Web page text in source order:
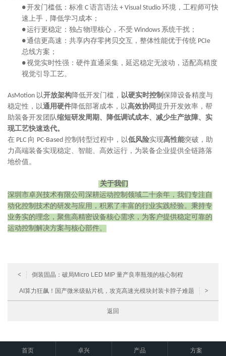
●开发门槛低：标准 C 语言语法 + Visual Studio 环境，工程师可快
速上手 ， 降低学习成本 ；
●运行更稳定 ：独占物理核心，不受 Windows 系统干扰 ；
●通信更高速 ：共享内存零拷贝交互， 整体性能优于传统 PCIe
总线方案 ；
●视觉实时性强：硬件直通采集，延迟稳定无波动 ， 适配高精度
视觉引导工艺。
AsMotion 以开放架构降低开发门槛， 以硬实时控制 保障设备精度与
稳定性，以通用硬件降低部署成本，以高效协同 提升开发效率，帮
助装备开发团队缩短研发周期、降低调试成本、减少生产故障、实
现工艺快速迭代。
在 PLC 向 PC-Based 控制转型过程中，以低风险实现高性能突破，助
力高端装备实现稳定、智能、高效运行，为装备企业提供全链路落
地价值。
关于我们
深圳市卓兴技术有限公司深耕运动控制领域二十余年，我们专注自
动化控制技术的研发与应用，积累了丰富的行业实践经验。秉持专
业务实的理念，聚焦高精密设备核心需求，为客户提供稳定可靠的
运动控制解决方案与核心部件。
< 倒装固晶：破局Micro LED MIP 量产良率瓶颈的核心制程
AI算力狂飙！国产微米级贴片机，攻克高速光模块封装卡脖子难题 >
返回
首页 卓兴 产品 方案